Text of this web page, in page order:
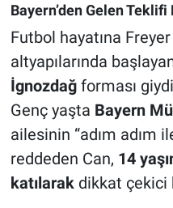
Bayern’den Gelen Teklifi
Futbol hayatına
altyapılarında
İgnozdağforması
Genç yaşta Bayern
ailesinin “adım adım
reddeden Can, 14
katılarakdikkat çekici